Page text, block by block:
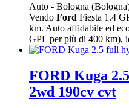
Auto - Bologna
Vendo Ford Fiesta 1.4
km. Auto affidabile ed
GPL per più di 400 km),
FORD Kuga
2wd 190cv cvt